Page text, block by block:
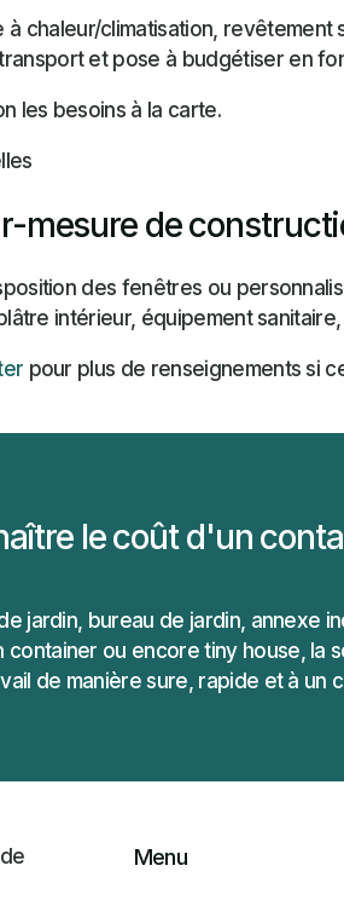
à chaleur/climatisation,
et pose à budgétiser en
les besoins à la carte.
mesure de
des fenêtres ou
intérieur, équipement
pour plus de renseignements si
le coût d'un
jardin, bureau de jardin, annexe
container ou encore tiny house,
de manière sure, rapide et à un
Menu